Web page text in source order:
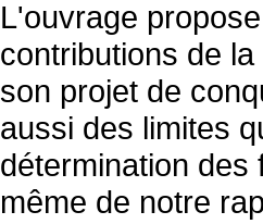
L'ouvrage
contributions de
son projet de
aussi des limites
détermination des
même de notre